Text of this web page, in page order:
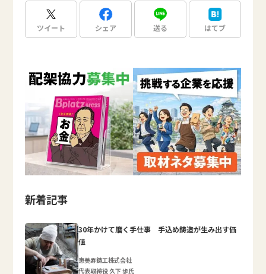
ツイート シェア 送る はてブ
新着記事
30年かけて磨く手仕事 手込め鋳造が生み出す価
値
恵美寿鋳工株式会社
代表取締役 久下 歩氏